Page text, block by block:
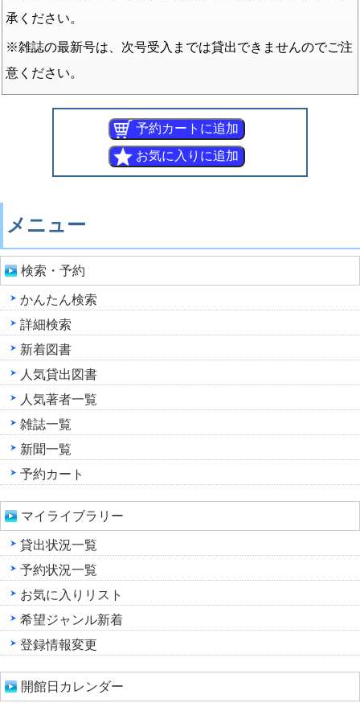
承ください。
※雑誌の最新号は、次号受入までは貸出できませんのでご注
意ください。
メニュー
検索・予約
かんたん検索
詳細検索
新着図書
人気貸出図書
人気著者一覧
雑誌一覧
新聞一覧
予約カート
マイライブラリー
貸出状況一覧
予約状況一覧
お気に入りリスト
希望ジャンル新着
登録情報変更
開館日カレンダー